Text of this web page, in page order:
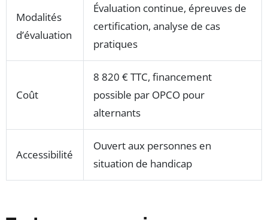
Modalités
d’évaluation
Évaluation continue, épreuves de
certification, analyse de cas
pratiques
Coût
8 820 € TTC, financement
possible par OPCO pour
alternants
Accessibilité
Ouvert aux personnes en
situation de handicap